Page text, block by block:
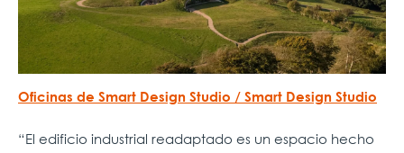
Oficinas de Smart Design Studio / Smart Design Studio
“El edificio industrial readaptado es un espacio hecho